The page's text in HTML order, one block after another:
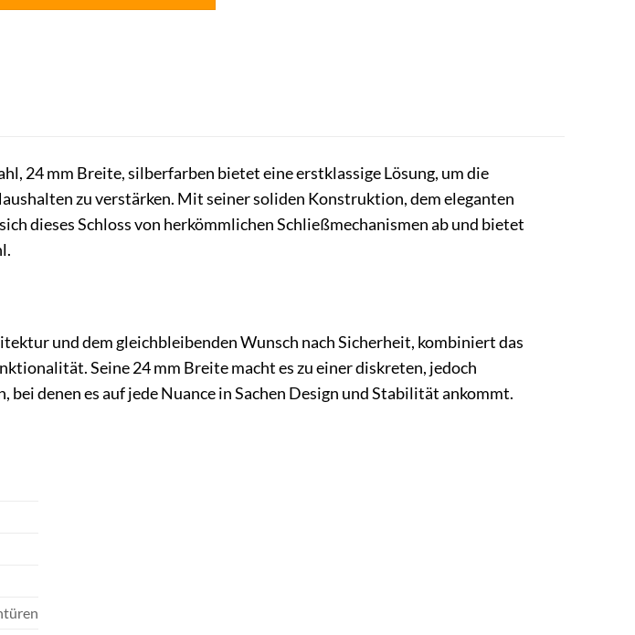
24 mm Breite, silberfarben bietet eine erstklassige Lösung, um die
zu verstärken. Mit seiner soliden Konstruktion, dem eleganten
dieses Schloss von herkömmlichen Schließmechanismen ab und bietet
und dem gleichbleibenden Wunsch nach Sicherheit, kombiniert das
Seine 24 mm Breite macht es zu einer diskreten, jedoch
denen es auf jede Nuance in Sachen Design und Stabilität ankommt.